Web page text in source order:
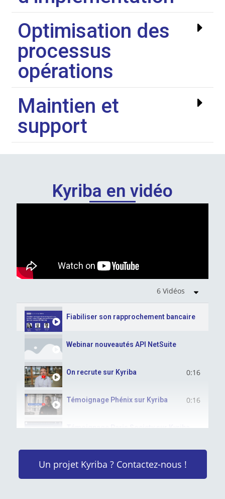
Optimisation des
processus
opérations
Maintien et
support
Kyriba en vidéo
6 Vidéos
Fiabiliser son rapprochement bancaire avec
Webinar nouveautés API NetSuite
On recrute sur Kyriba 0:16
Témoignage Phénix sur Kyriba 0:16
Témoignage Paris Society sur Kyriba
Un projet Kyriba ? Contactez-nous !